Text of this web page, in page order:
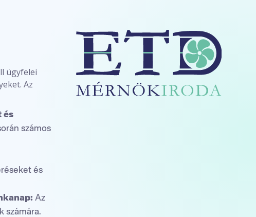
ügyfelei
Az
és
számos
és
Az
számára.